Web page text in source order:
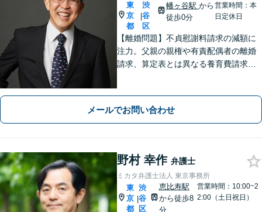
東
京
都
|
渋
谷
区
幡ヶ谷駅 から
徒歩0分
営業時間：本
日定休日
【離婚問題】不貞慰謝料請求の減額に
注力。父親の親権や有責配偶者の離婚
請求、算定表とは異なる養育費請求な
方にも対応。最後まで粘り強くサポー
メールでお問い合わせ
野村 幸作 弁護士
ミカタ弁護士法人 東京事務所
東
京
都
|
渋
谷
区
恵比寿駅
から徒歩8
分
営業時間：10:00~2
2:00（土日祝日）